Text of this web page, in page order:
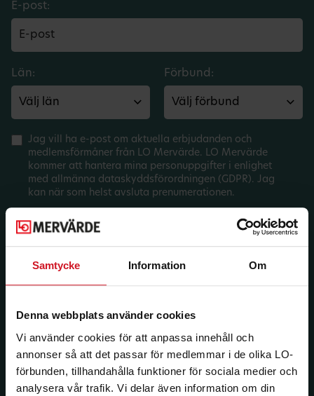
Samtycke Information Om
Denna webbplats använder cookies
Vi använder cookies för att anpassa innehåll och
annonser så att det passar för medlemmar i de olika LO-
förbunden, tillhandahålla funktioner för sociala medier och
analysera vår trafik. Vi delar även information om din
E-post:
Län: Förbund:
Jag vill ha e-post om aktuella erbjudanden och
medlemsförmåner från LO Mervärde. LO Mervärde
kommer att hantera mina personuppgifter i enlighet
med allmänna dataskyddsförordningen (GDPR). Jag
kan när som helst avsluta prenumerationen.